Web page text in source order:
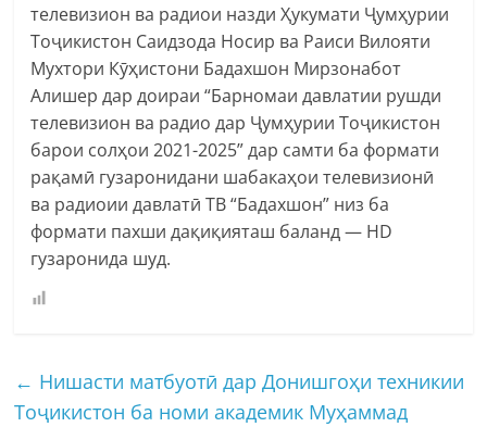
телевизион ва радиои назди Ҳукумати Ҷумҳурии
Тоҷикистон Саидзода Носир ва Раиси Вилояти
Мухтори Кӯҳистони Бадахшон Мирзонабот
Алишер дар доираи “Барномаи давлатии рушди
телевизион ва радио дар Ҷумҳурии Тоҷикистон
барои солҳои 2021-2025” дар самти ба формати
рақамӣ гузаронидани шабакаҳои телевизионӣ
ва радиоии давлатӣ ТВ “Бадахшон” низ ба
формати пахши дақиқияташ баланд — HD
гузаронида шуд.
← Нишасти матбуотӣ дар Донишгоҳи техникии
Тоҷикистон ба номи академик Муҳаммад